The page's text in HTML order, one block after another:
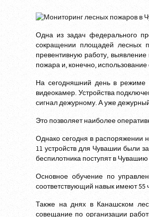
Одна из задач федерального
сокращении площадей лесных
превентивную работу,
пожара и, конечно,
На сегодняшний день в режиме
видеокамер. Устройства
сигнал дежурному. А уже
Это позволяет наиболее
Однако сегодня в распоряжении
11 устройств для Чувашии были
беспилотника поступят в
Основное обучение по
соответствующий навык имеют 55
Также на днях в Канашском
совещание по организации